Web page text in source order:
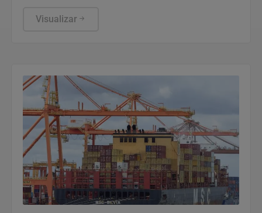
sorteio.
Visualizar